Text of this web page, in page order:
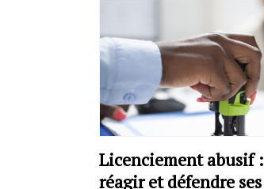
Licenciement abusif
réagir et défendre